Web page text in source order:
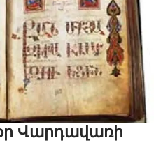
օր Վարդավառի